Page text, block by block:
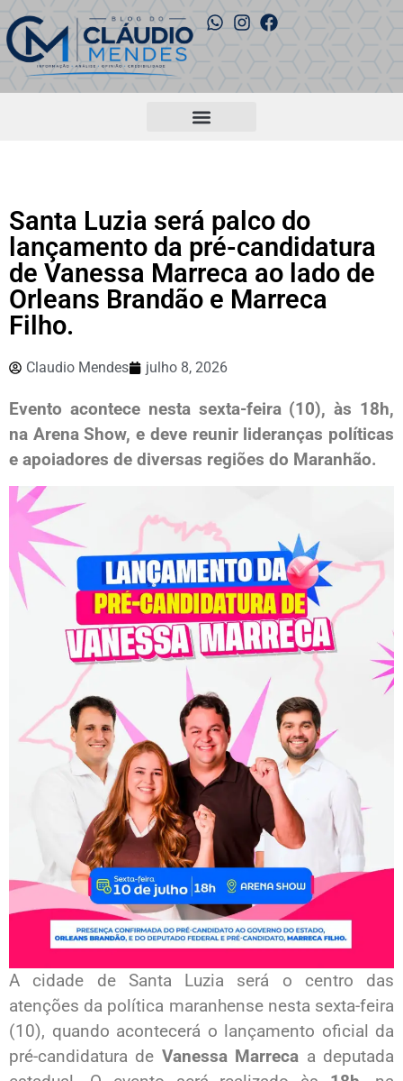
Santa Luzia será palco do
lançamento da pré-candidatura
de Vanessa Marreca ao lado de
Orleans Brandão e Marreca
Filho.
Claudio Mendes julho 8, 2026
Evento acontece nesta sexta-feira (10), às 18h,
na Arena Show, e deve reunir lideranças políticas
e apoiadores de diversas regiões do Maranhão.
A cidade de Santa Luzia será o centro das
atenções da política maranhense nesta sexta-feira
(10), quando acontecerá o lançamento oficial da
pré-candidatura de Vanessa Marreca a deputada